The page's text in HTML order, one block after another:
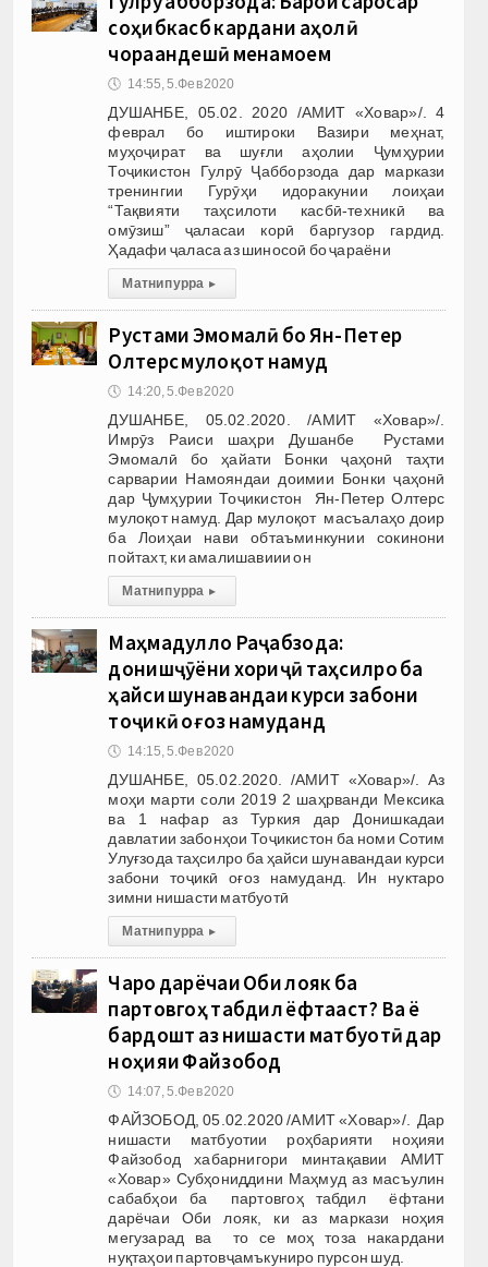
соҳибкасб кардани аҳолӣ
чораандешӣ менамоем
🕔 14:55, 5.Фев 2020
ДУШАНБЕ, 05.02. 2020 /АМИТ «Ховар»/. 4
феврал бо иштироки Вазири меҳнат,
муҳоҷират ва шуғли аҳолии Ҷумҳурии
Тоҷикистон Гулрӯ Ҷабборзода дар маркази
тренингии Гурӯҳи идоракунии лоиҳаи
“Тақвияти таҳсилоти касбӣ-техникӣ ва
омӯзиш” ҷаласаи корӣ баргузор гардид.
Ҳадафи ҷаласа аз шиносоӣ бо ҷараёни
Матни пурра ▸
Рустами Эмомалӣ бо Ян-Петер
Олтерс мулоқот намуд
🕔 14:20, 5.Фев 2020
ДУШАНБЕ, 05.02.2020. /АМИТ «Ховар»/.
Имрӯз Раиси шаҳри Душанбе Рустами
Эмомалӣ бо ҳайати Бонки ҷаҳонӣ таҳти
сарварии Намояндаи доимии Бонки ҷаҳонӣ
дар Ҷумҳурии Тоҷикистон Ян-Петер Олтерс
мулоқот намуд. Дар мулоқот масъалаҳо доир
ба Лоиҳаи нави обтаъминкунии сокинони
пойтахт, ки амалишавиии он
Матни пурра ▸
Маҳмадулло Раҷабзода:
донишҷӯёни хориҷӣ таҳсилро ба
ҳайси шунавандаи курси забони
тоҷикӣ оғоз намуданд
🕔 14:15, 5.Фев 2020
ДУШАНБЕ, 05.02.2020. /АМИТ «Ховар»/. Аз
моҳи марти соли 2019 2 шаҳрванди Мексика
ва 1 нафар аз Туркия дар Донишкадаи
давлатии забонҳои Тоҷикистон ба номи Сотим
Улуғзода таҳсилро ба ҳайси шунавандаи курси
забони тоҷикӣ оғоз намуданд. Ин нуктаро
зимни нишасти матбуотӣ
Матни пурра ▸
Чаро дарёчаи Оби лояк ба
партовгоҳ табдил ёфтааст? Ва ё
бардошт аз нишасти матбуотӣ дар
ноҳияи Файзобод
🕔 14:07, 5.Фев 2020
ФАЙЗОБОД, 05.02.2020 /АМИТ «Ховар»/. Дар
нишасти матбуотии роҳбарияти ноҳияи
Файзобод хабарнигори минтақавии АМИТ
«Ховар» Субҳониддини Маҳмуд аз масъулин
сабабҳои ба партовгоҳ табдил ёфтани
дарёчаи Оби лояк, ки аз маркази ноҳия
мегузарад ва то се моҳ тоза накардани
нуқтаҳои партовҷамъкуниро пурсон шуд.